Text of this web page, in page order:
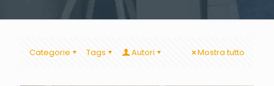
Categorie Tags Autori Mostra tutto